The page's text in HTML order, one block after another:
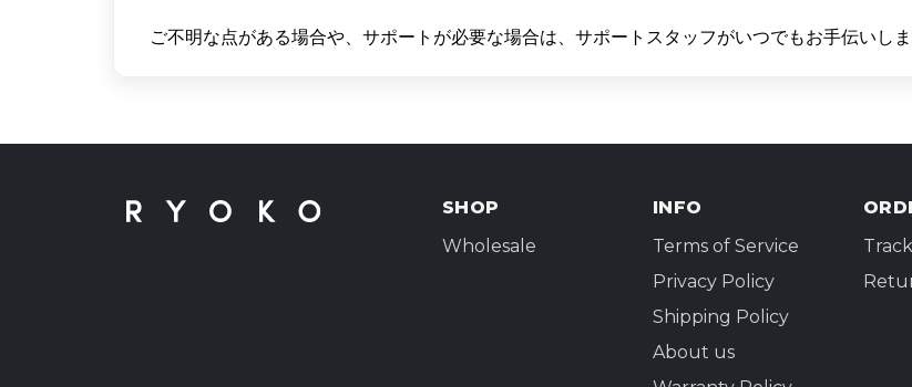
ご不明な点がある場合や、サポートが必要な場合は、サポートスタッフがいつでもお手伝いしま
SHOP
Wholesale
INFO
Terms of Service
Privacy Policy
Shipping Policy
About us